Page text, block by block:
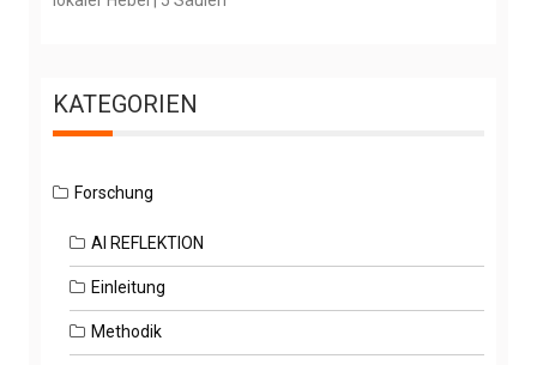
KATEGORIEN
Forschung
AI REFLEKTION
Einleitung
Methodik